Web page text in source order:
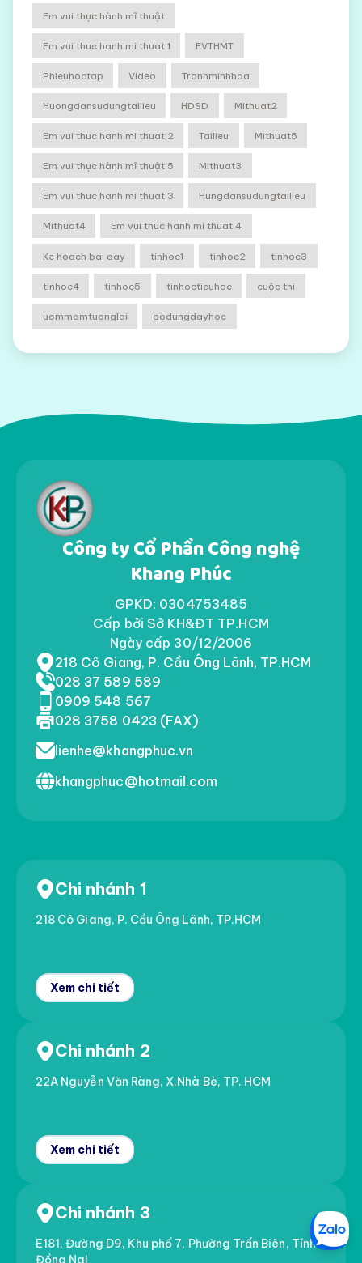
Em vui thực hành mĩ thuật
Em vui thuc hanh mi thuat 1 EVTHMT
Phieuhoctap Video Tranhminhhoa
Huongdansudungtailieu HDSD Mithuat2
Em vui thuc hanh mi thuat 2 Tailieu Mithuat5
Em vui thực hành mĩ thuật 5 Mithuat3
Em vui thuc hanh mi thuat 3 Hungdansudungtailieu
Mithuat4 Em vui thuc hanh mi thuat 4
Ke hoach bai day tinhoc1 tinhoc2 tinhoc3
tinhoc4 tinhoc5 tinhoctieuhoc cuộc thi
uommamtuonglai dodungdayhoc
Công ty Cổ Phần Công nghệ
Khang Phúc
GPKD: 0304753485
Cấp bởi Sở KH&ĐT TP.HCM
Ngày cấp 30/12/2006
218 Cô Giang, P. Cầu Ông Lãnh, TP.HCM
028 37 589 589
0909 548 567
028 3758 0423 (FAX)
lienhe@khangphuc.vn
khangphuc@hotmail.com
Chi nhánh 1
218 Cô Giang, P. Cầu Ông Lãnh, TP.HCM
Xem chi tiết
Chi nhánh 2
22A Nguyễn Văn Ràng, X.Nhà Bè, TP. HCM
Xem chi tiết
Chi nhánh 3
E181, Đường D9, Khu phố 7, Phường Trấn Biên, Tỉnh
Đồng Nai